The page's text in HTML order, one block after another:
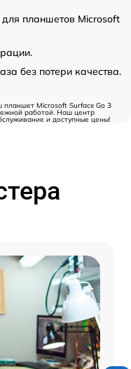
планшетов Microsoft
без потери качества.
Microsoft Surface Go 3
работой. Наш центр
и доступные цены!